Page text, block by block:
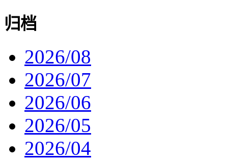
归档
2026/08
2026/07
2026/06
2026/05
2026/04